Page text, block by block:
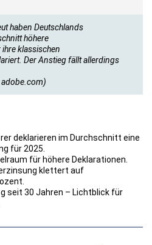
haben Deutschlands
höhere
klassischen
Der Anstieg fällt allerdings
deklarieren im Durchschnitt eine
für 2025.
für höhere Deklarationen.
klettert auf
seit 30 Jahren – Lichtblick für